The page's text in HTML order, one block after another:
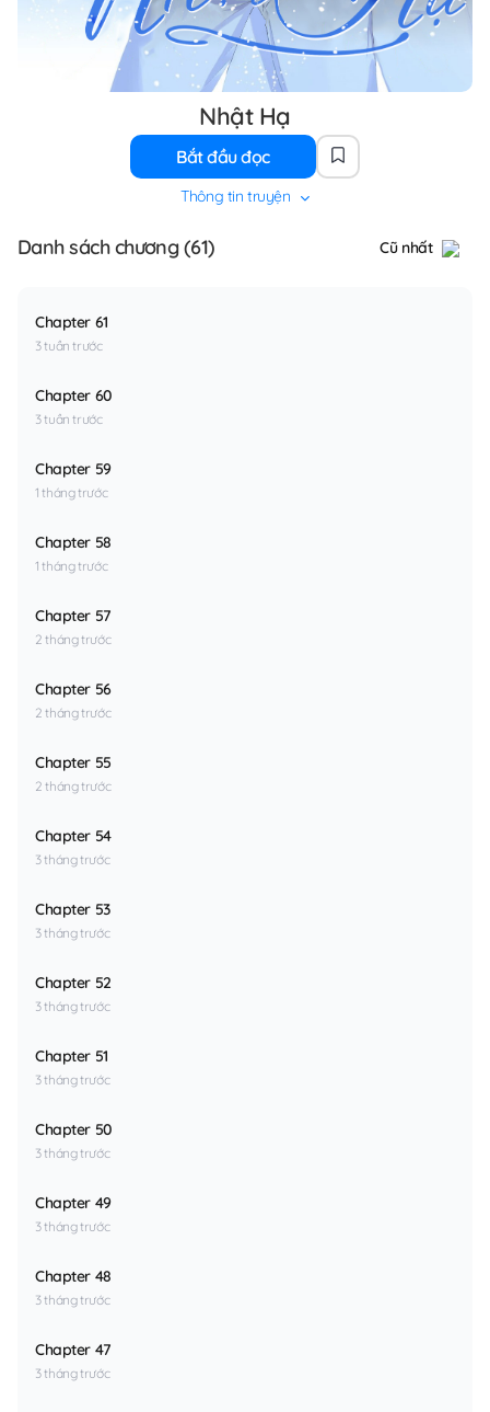
Nhật Hạ
Bắt đầu đọc
Thông tin truyện
Danh sách chương (61) Cũ nhất
Chapter 61
3 tuần trước
Chapter 60
3 tuần trước
Chapter 59
1 tháng trước
Chapter 58
1 tháng trước
Chapter 57
2 tháng trước
Chapter 56
2 tháng trước
Chapter 55
2 tháng trước
Chapter 54
3 tháng trước
Chapter 53
3 tháng trước
Chapter 52
3 tháng trước
Chapter 51
3 tháng trước
Chapter 50
3 tháng trước
Chapter 49
3 tháng trước
Chapter 48
3 tháng trước
Chapter 47
3 tháng trước